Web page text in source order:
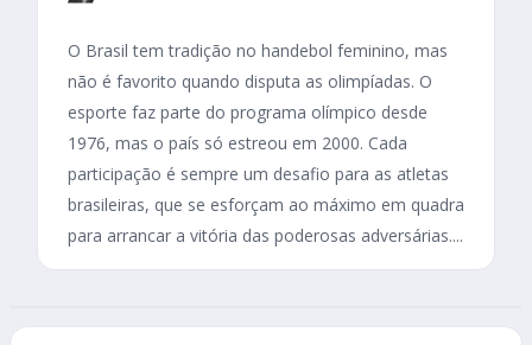
O Brasil tem tradição no handebol feminino, mas
não é favorito quando disputa as olimpíadas. O
esporte faz parte do programa olímpico desde
1976, mas o país só estreou em 2000. Cada
participação é sempre um desafio para as atletas
brasileiras, que se esforçam ao máximo em quadra
para arrancar a vitória das poderosas adversárias....